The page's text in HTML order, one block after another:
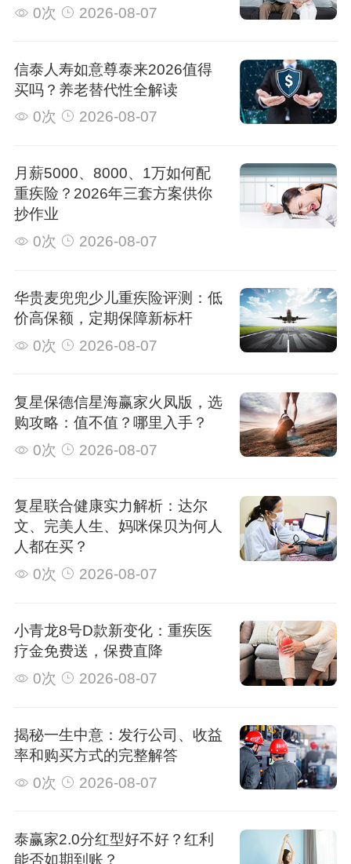
0次
2026-08-07
信泰人寿如意尊泰来2026值得
买吗？养老替代性全解读
0次
2026-08-07
月薪5000、8000、1万如何配
重疾险？2026年三套方案供你
抄作业
0次
2026-08-07
华贵麦兜兜少儿重疾险评测：低
价高保额，定期保障新标杆
0次
2026-08-07
复星保德信星海赢家火凤版，选
购攻略：值不值？哪里入手？
0次
2026-08-07
复星联合健康实力解析：达尔
文、完美人生、妈咪保贝为何人
人都在买？
0次
2026-08-07
小青龙8号D款新变化：重疾医
疗金免费送，保费直降
0次
2026-08-07
揭秘一生中意：发行公司、收益
率和购买方式的完整解答
0次
2026-08-07
泰赢家2.0分红型好不好？红利
能否如期到账？